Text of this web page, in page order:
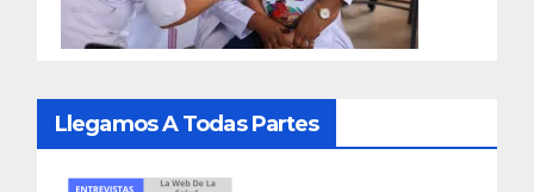
Llegamos A Todas Partes